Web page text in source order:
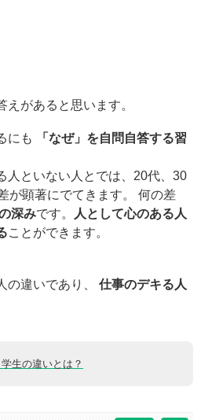
があると思います。
にも
「なぜ」を自問自答する習
人といない人とでは、20代、30
が顕著にでてきます。 何の差
深みです。
人として心のある人
ことができます。
の違いであり、 仕事のデキる人
生の違いとは？